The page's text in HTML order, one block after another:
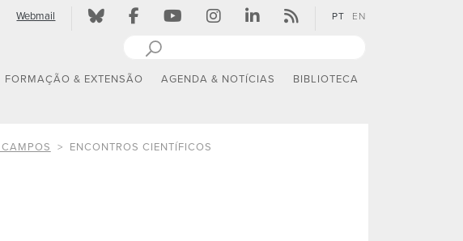
Webmail PT EN
FORMAÇÃO & EXTENSÃO AGENDA & NOTÍCIAS BIBLIOTECA
CAMPOS ENCONTROS CIENTÍFICOS